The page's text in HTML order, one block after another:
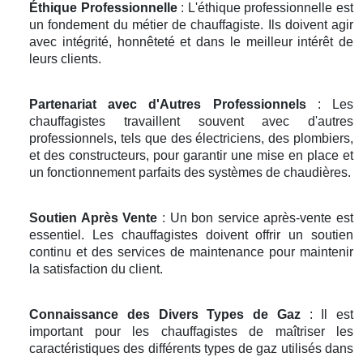
Éthique Professionnelle: L'éthique professionnelle est
un fondement du métier de chauffagiste. Ils doivent agir
avec intégrité, honnêteté et dans le meilleur intérêt de
leurs clients.
Partenariat avec d'Autres Professionnels: Les
chauffagistes travaillent souvent avec d'autres
professionnels, tels que des électriciens, des plombiers,
et des constructeurs, pour garantir une mise en place et
un fonctionnement parfaits des systèmes de chaudières.
Soutien Après Vente : Un bon service après-vente est
essentiel. Les chauffagistes doivent offrir un soutien
continu et des services de maintenance pour maintenir
la satisfaction du client.
Connaissance des Divers Types de Gaz: Il est
important pour les chauffagistes de maîtriser les
caractéristiques des différents types de gaz utilisés dans